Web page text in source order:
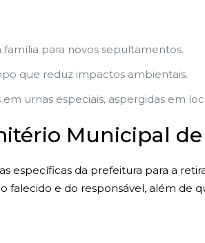
para novos sepultamentos.
que reduz impactos ambientais.
urnas especiais, aspergidas em
Municipal de
específicas da prefeitura para a
e do responsável, além de